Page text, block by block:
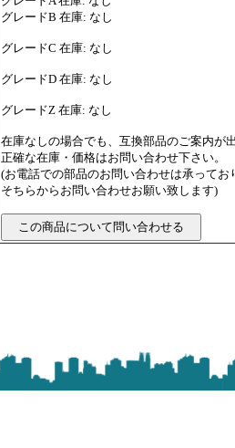
グレードB 在庫: なし
グレードC 在庫: なし
グレードD 在庫: なし
グレードZ 在庫: なし
在庫なしの場合でも、互換部品のご案内が
正確な在庫・価格はお問い合わせ下さい。
(お電話での部品のお問い合わせは承って
そちらからお問い合わせお願い致します)